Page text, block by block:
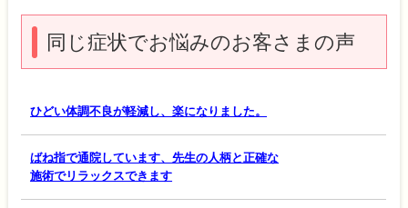
同じ症状でお悩みのお客さまの声
ひどい体調不良が軽減し、楽になりました。
ばね指で通院しています、先生の人柄と正確な
施術でリラックスできます